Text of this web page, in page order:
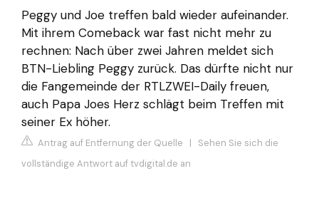
Peggy und Joe treffen bald wieder aufeinander.
Mit ihrem Comeback war fast nicht mehr zu
rechnen: Nach über zwei Jahren meldet sich
BTN-Liebling Peggy zurück. Das dürfte nicht nur
die Fangemeinde der RTLZWEI-Daily freuen,
auch Papa Joes Herz schlägt beim Treffen mit
seiner Ex höher.
Antrag auf Entfernung der Quelle | Sehen Sie sich die
vollständige Antwort auf tvdigital.de an